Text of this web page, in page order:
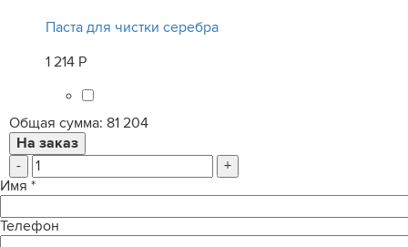
Паста для чистки серебра
1 214 Р
Общая сумма: 81 204
-
+
Имя *
Телефон